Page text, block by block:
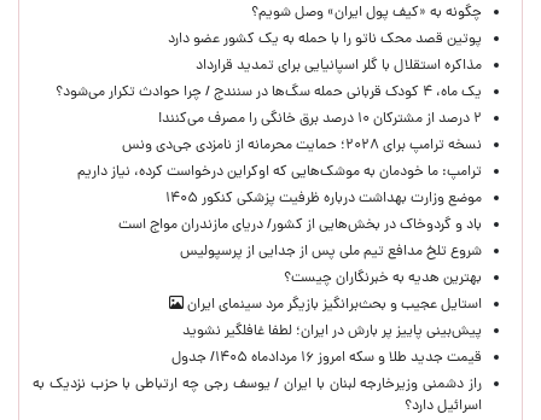
چگونه به «کیف پول ایران» وصل شویم؟
پوتین قصد محک ناتو را با حمله به یک کشور عضو دارد
مذاکره استقلال با گلر اسپانیایی برای تمدید قرارداد
یک ماه، ۴ کودک قربانی حمله سگ‌ها در سنندج / چرا حوادث تکرار می‌شود؟
۲ درصد از مشترکان ۱۰ درصد برق خانگی را مصرف می‌کنند!
نسخه ترامپ برای ۲۰۲۸؛ حمایت محرمانه از نامزدی جی‌دی ونس
ترامپ: ما خودمان به موشک‌هایی که اوکراین درخواست کرده، نیاز داریم
موضع وزارت بهداشت درباره ظرفیت پزشکی کنکور ۱۴۰۵
باد و گردوخاک در بخش‌هایی از کشور/ دریای مازندران مواج است
شروع تلخ مدافع تیم ملی پس از جدایی از پرسپولیس
بهترین هدیه به خبرنگاران چیست؟
استایل عجیب و بحث‌برانگیز بازیگر مرد سینمای ایران
پیش‌بینی پاییز پر بارش در ایران؛ لطفا غافلگیر نشوید
قیمت جدید طلا و سکه امروز ۱۶ مردادماه ۱۴۰۵/ جدول
راز دشمنی وزیرخارجه لبنان با ایران / یوسف رجی چه ارتباطی با حزب نزدیک به
اسرائیل دارد؟